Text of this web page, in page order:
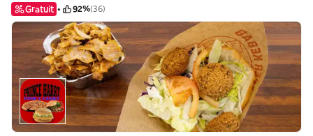
Gratuit 92%(36)